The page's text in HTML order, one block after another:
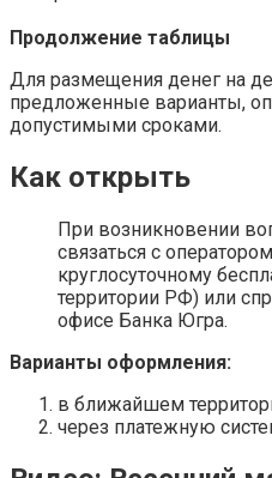
Продолжение таблицы
Для размещения денег на
предложенные варианты,
допустимыми сроками.
Как открыть
При возникновении
связаться с
круглосуточному
территории РФ) или
офисе Банка Югра.
Варианты оформления:
в ближайшем
через платежную